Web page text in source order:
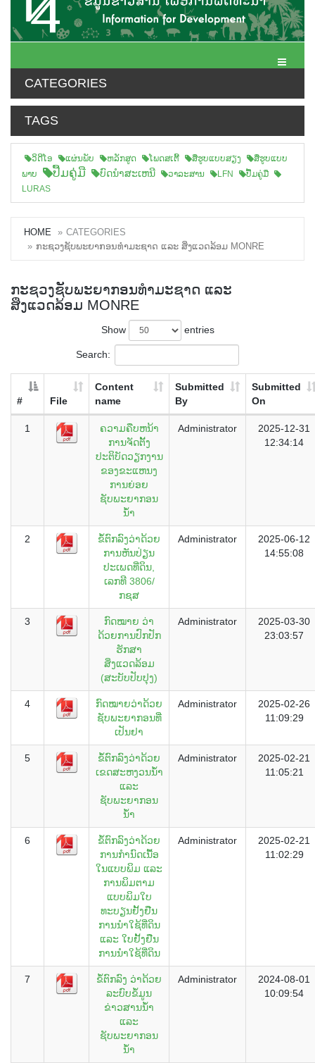
Toggle
CATEGORIES
TAGS
ວິດີໂອ ແຜ່ນພັບ ຫລັກສູດ ໂພດສເຕີ້ ສືຮູບແບບສຽງ
ສື່ຮູບແບບ
ພາບ
ປື້ມຄູ່ມື ບົດນຳສະເຫນີ ວາລະສານ LFN
ປື້ມຄູ່ມື
LURAS
HOME
CATEGORIES
ກະຊວງຊັບພະຍາກອນທຳມະຊາດ ແລະ ສິ່ງແວດລ້ອມ MONRE
ກະຊວງຊັບພະຍາກອນທຳມະຊາດ ແລະ
ສິ່ງແວດລ້ອມ MONRE
Show entries
Search:
# File
Content
name
Submitted
By
Submitted
On
1
ຄວາມຄືບຫນ້າ
ການຈັດຕັັ້ງ
ປະຕິບັດວຽກງານ
ຂອງຂະແຫນງ
ການຍ່ອຍ
ຊັບພະຍາກອນ
ນ້ຳ
Administrator
2025-12-31
12:34:14
2
ຂໍ້ຕົກລົງວ່າດ້ວຍ
ການຫັນປ່ຽນ
ປະເພດທີ່ດິນ,
ເລກທີ 3806/
ກຊສ
Administrator
2025-06-12
14:55:08
3
ກົດໝາຍ ວ່າ
ດ້ວຍການປົກປັກ
ຮັກສາ
ສິ່ງແວດລ້ອມ
(ສະບັບປັບປຸງ)
Administrator
2025-03-30
23:03:57
4
ກົດໝາຍວ່າດ້ວຍ
ຊັບພະຍາກອນທີ່
ເປັນຢາ
Administrator
2025-02-26
11:09:29
5
ຂໍ້ຕົກລົງວ່າດ້ວຍ
ເຂດສະຫງວນນ້ຳ
ແລະ
ຊັບພະຍາກອນ
ນ້ຳ
Administrator
2025-02-21
11:05:21
6
ຂໍ້ຕົກລົງວ່າດ້ວຍ
ການກຳນົດເນື້ອ
ໃນແບບພິມ ແລະ
ການພິມຕາມ
ແບບພິມໃບ
ທະບຽນຢັ້ງຢືນ
ການນຳໃຊ້ທີ່ດິນ
ແລະ ໃບຢັ້ງຢືນ
ການນຳໃຊ້ທີ່ດິນ
Administrator
2025-02-21
11:02:29
7
ຂໍ້ຕົກລົງ ວ່າດ້ວຍ
ລະບົບຂໍ້ມູນ
ຂ່າວສານນ້ຳ
ແລະ
ຊັບພະຍາກອນ
ນ້ຳ
Administrator
2024-08-01
10:09:54